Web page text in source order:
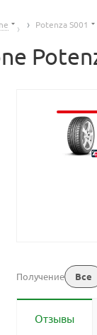
Potenza S001
Получение Все
Отзывы